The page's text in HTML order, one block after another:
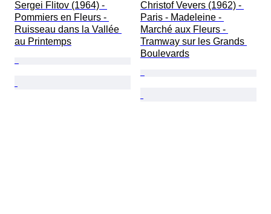
Sergei Flitov (1964) -
Pommiers en Fleurs -
Ruisseau dans la Vallée
au Printemps
Christof Vevers (1962) -
Paris - Madeleine -
Marché aux Fleurs -
Tramway sur les Grands
Boulevards